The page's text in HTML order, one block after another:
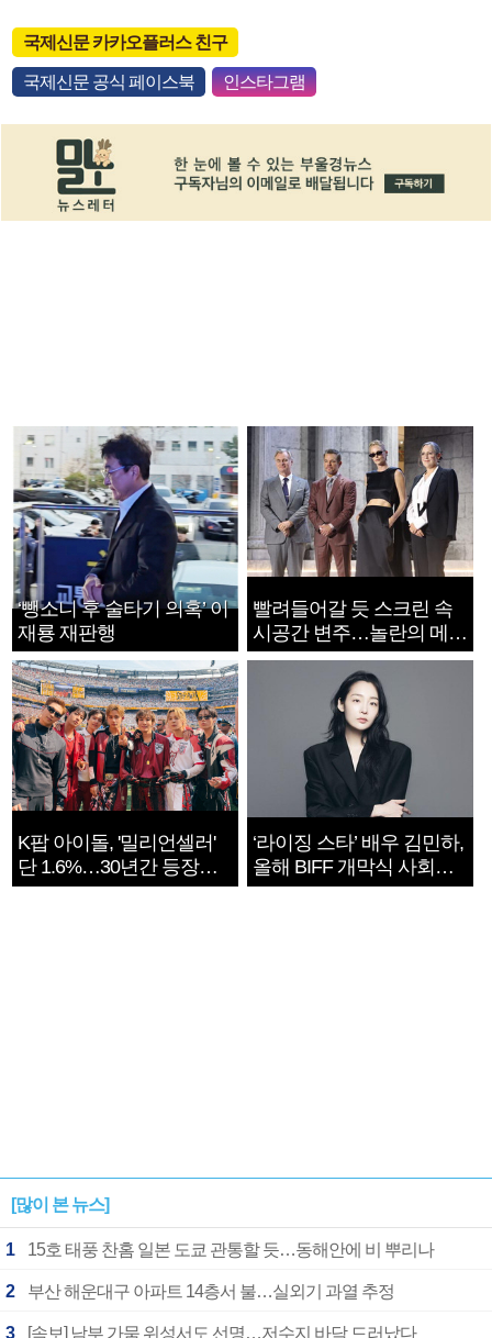
국제신문 카카오플러스 친구
국제신문 공식 페이스북 인스타그램
‘뺑소니 후 술타기 의혹’ 이
재룡 재판행
빨려들어갈 듯 스크린 속
시공간 변주…놀란의 메시
지는 ‘전쟁 속죄’
K팝 아이돌, '밀리언셀러'
단 1.6%…30년간 등장
1182개팀 전수조사
‘라이징 스타’ 배우 김민하,
올해 BIFF 개막식 사회자
확정
[많이 본 뉴스]
1 15호 태풍 찬홈 일본 도쿄 관통할 듯…동해안에 비 뿌리나
2 부산 해운대구 아파트 14층서 불…실외기 과열 추정
3 [속보] 남부 가뭄 위성서도 선명…저수지 바닥 드러났다